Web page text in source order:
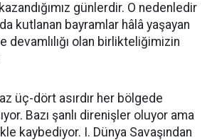
günlerdir. O nedenledir
kutlanan bayramlar hâlâ yaşayan
devamlılığı olan birlikteliğimizin
üç-dört asırdır her bölgede
Bazı şanlı direnişler oluyor ama
kaybediyor. I. Dünya Savaşından